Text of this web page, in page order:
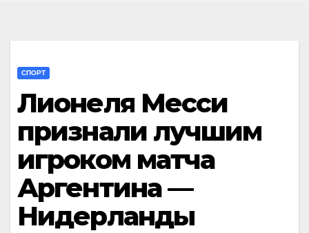
СПОРТ
Лионеля Месси
признали лучшим
игроком матча
Аргентина —
Нидерланды